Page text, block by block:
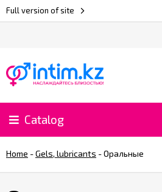
Full version of site
Catalog
Home -Gels, lubricants -Оральные